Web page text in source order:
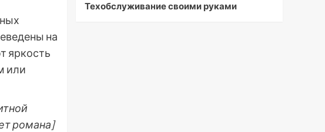
на
яркость
или
романа]
Техобслуживание своими руками